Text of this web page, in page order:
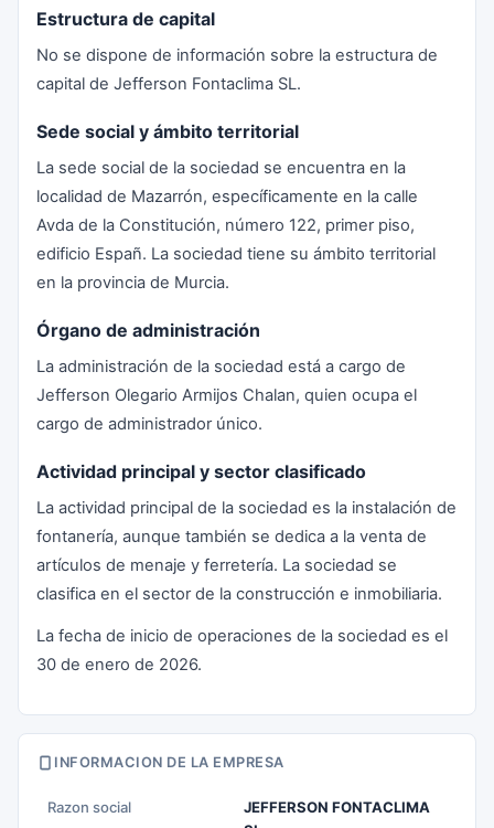
Estructura de capital
No se dispone de información sobre la estructura de
capital de Jefferson Fontaclima SL.
Sede social y ámbito territorial
La sede social de la sociedad se encuentra en la
localidad de Mazarrón, específicamente en la calle
Avda de la Constitución, número 122, primer piso,
edificio Españ. La sociedad tiene su ámbito territorial
en la provincia de Murcia.
Órgano de administración
La administración de la sociedad está a cargo de
Jefferson Olegario Armijos Chalan, quien ocupa el
cargo de administrador único.
Actividad principal y sector clasificado
La actividad principal de la sociedad es la instalación de
fontanería, aunque también se dedica a la venta de
artículos de menaje y ferretería. La sociedad se
clasifica en el sector de la construcción e inmobiliaria.
La fecha de inicio de operaciones de la sociedad es el
30 de enero de 2026.
INFORMACION DE LA EMPRESA
Razon social
JEFFERSON FONTACLIMA